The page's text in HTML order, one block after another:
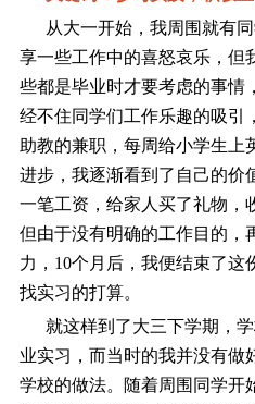
从大一开始，我周围就有同
享一些工作中的喜怒哀乐，但
些都是毕业时才要考虑的事情
经不住同学们工作乐趣的吸引
助教的兼职，每周给小学生上
进步，我逐渐看到了自己的价
一笔工资，给家人买了礼物，
但由于没有明确的工作目的，
力，10个月后，我便结束了这
找实习的打算。
就这样到了大三下学期，学
业实习，而当时的我并没有做
学校的做法。随着周围同学开